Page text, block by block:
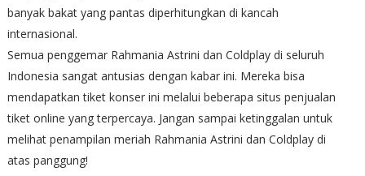
banyak bakat yang pantas diperhitungkan di kancah
internasional.
Semua penggemar Rahmania Astrini dan Coldplay di seluruh
Indonesia sangat antusias dengan kabar ini. Mereka bisa
mendapatkan tiket konser ini melalui beberapa situs penjualan
tiket online yang terpercaya. Jangan sampai ketinggalan untuk
melihat penampilan meriah Rahmania Astrini dan Coldplay di
atas panggung!